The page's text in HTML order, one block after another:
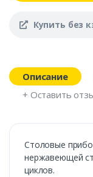
Купить без
Описание
+ Оставить
Столовые
нержавеющей
циклов.